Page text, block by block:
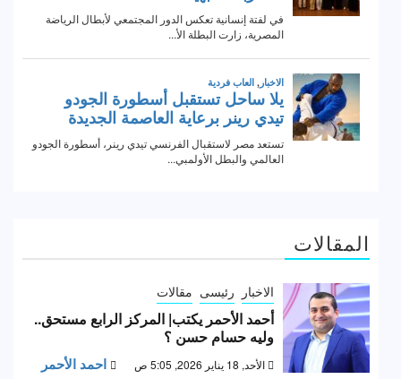
المقالات
الاخبار رئيسى مقالات
أحمد الأحمر يكتب| المركز الرابع مستحق..
وليه حسام حسن ؟
الأحد, 18 يناير 2026, 5:05 ص احمد الأحمر